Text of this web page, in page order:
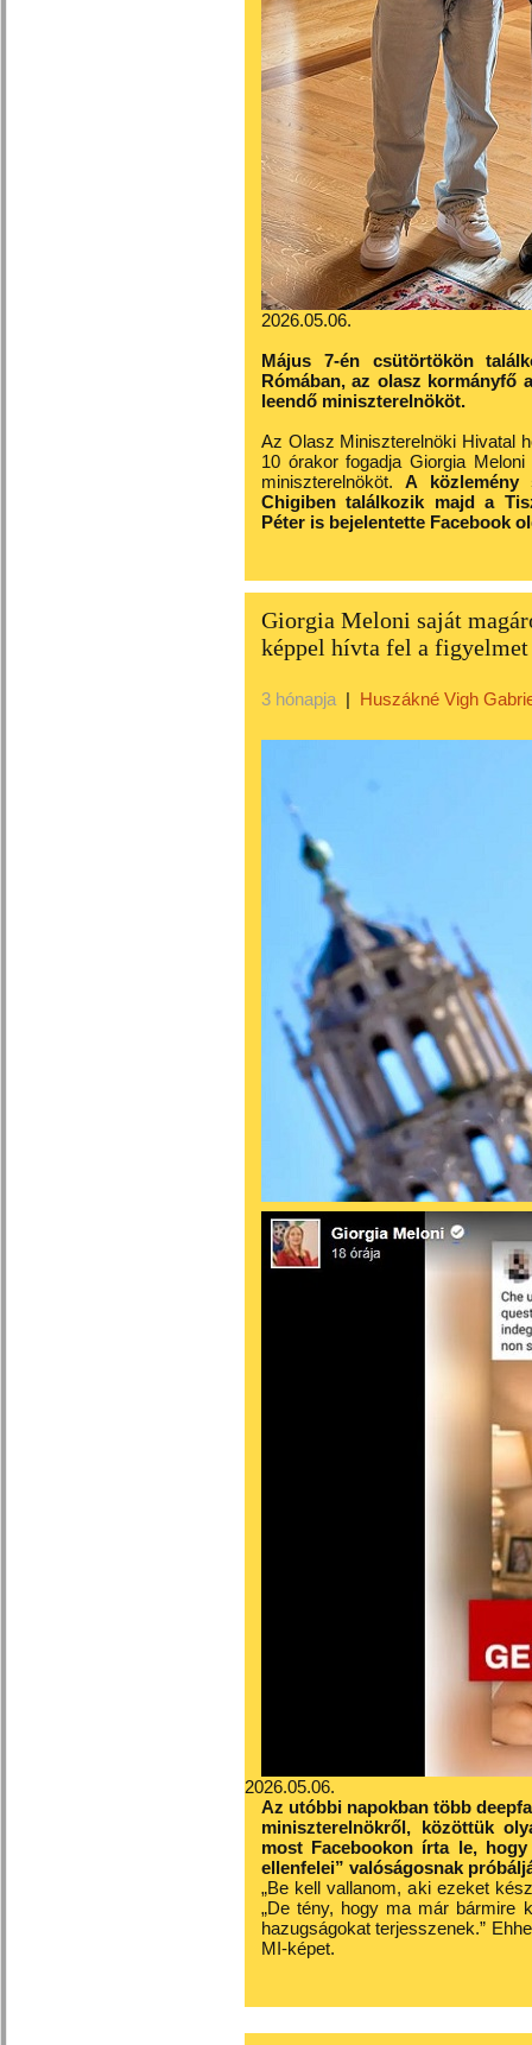
2026.05.06.
Május 7-én csütörtökön
Rómában, az olasz kormányfő
leendő miniszterelnököt.
Az Olasz Miniszterelnöki Hivatal
10 órakor fogadja Giorgia
miniszterelnököt.A közlemény
Chigiben találkozik majd a
Péter is bejelentette Facebook
Giorgia Meloni saját
képpel hívta fel a
3 hónapja | Huszákné Vigh
2026.05.06.
Az utóbbi napokban több
miniszterelnökről, közöttük
most Facebookon írta le,
ellenfelei” valóságosnak
„Be kell vallanom, aki ezeket
„De tény, hogy ma már bármire
hazugságokat terjesszenek.”
MI-képet.